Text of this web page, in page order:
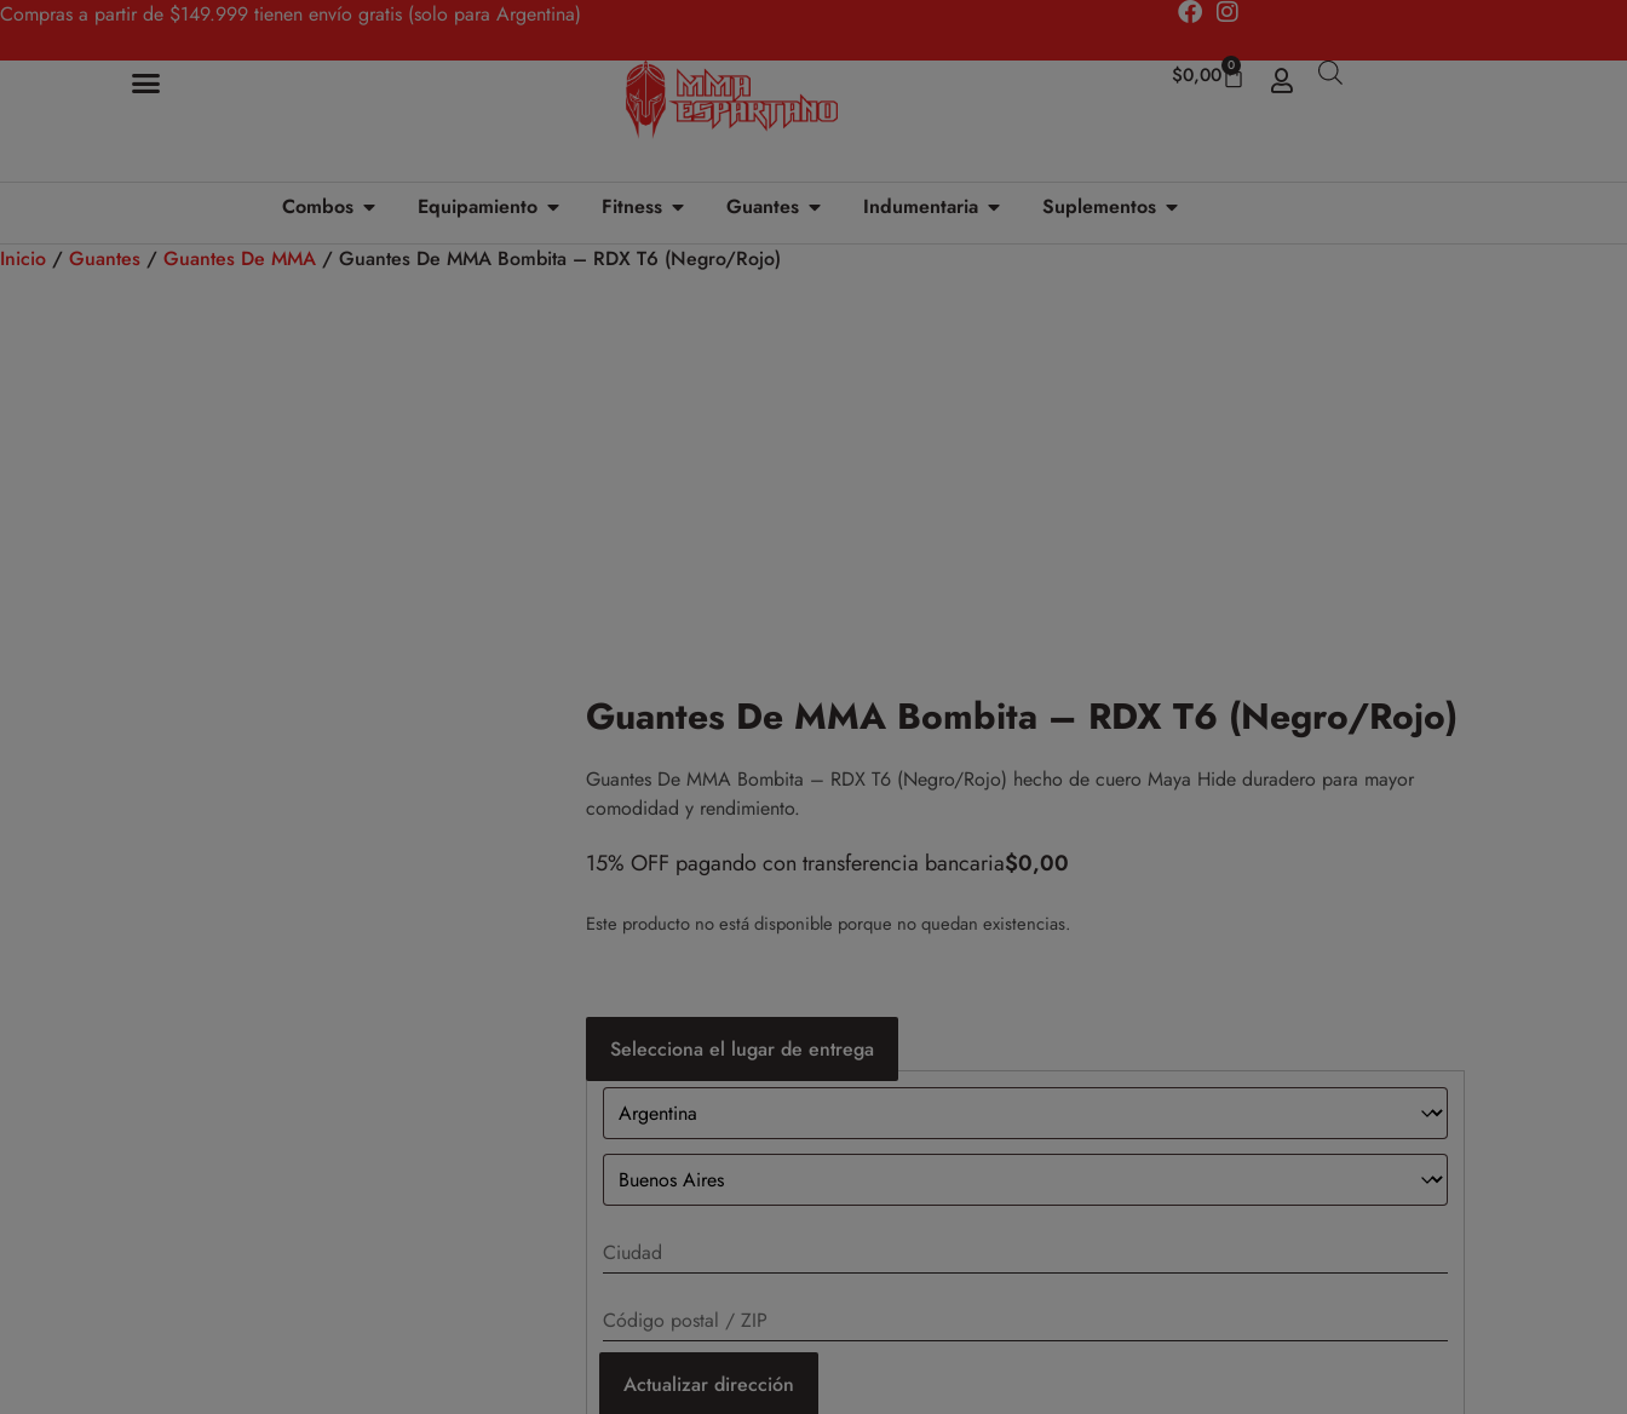
Compras a partir de $149.999 tienen envío gratis (solo para Argentina)
$0,00 0
Combos Equipamiento Fitness Guantes Indumentaria
Suplementos
Inicio / Guantes / Guantes De MMA / Guantes De MMA Bombita – RDX T6 (Negro/Rojo)
Guantes De MMA Bombita – RDX T6 (Negro/Rojo)
Guantes De MMA Bombita – RDX T6 (Negro/Rojo) hecho de cuero Maya Hide duradero para mayor
comodidad y rendimiento.
15% OFF pagando con transferencia bancaria$0,00
Este producto no está disponible porque no quedan existencias.
Selecciona el lugar de entrega
Actualizar dirección